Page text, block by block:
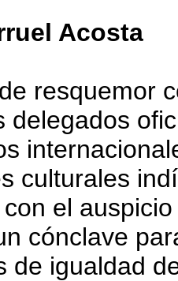
Acosta
resquemor
delegados
culturales
el
cónclave
de igualdad